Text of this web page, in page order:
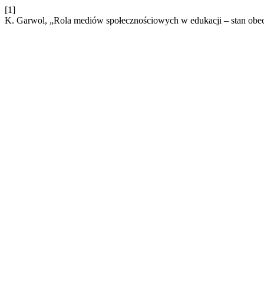
[1]
K. Garwol, „Rola mediów społecznościowych w edukacji – stan